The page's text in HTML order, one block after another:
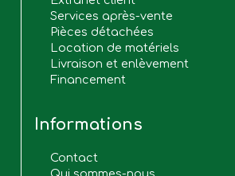
Services après-vente
Pièces détachées
Location de matériels
Livraison et enlèvement
Financement
Informations
Contact